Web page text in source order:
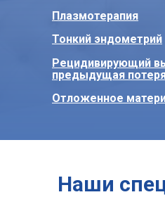
Рецидивирующий
предыдущая
Тонкий эндометрий
Плазмотерапия
Отложенное
Наши